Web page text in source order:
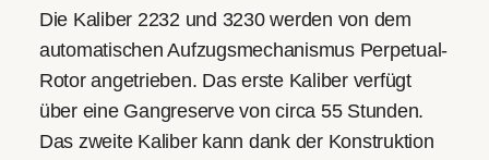
Die Kaliber 2232 und 3230 werden von dem
automatischen Aufzugsmechanismus Perpetual-
Rotor angetrieben. Das erste Kaliber verfügt
über eine Gangreserve von circa 55 Stunden.
Das zweite Kaliber kann dank der Konstruktion